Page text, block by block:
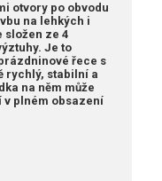
otvory po obvodu
na lehkých i
složen ze 4
Je to
řece s
rychlý, stabilní a
na něm může
v plném obsazení